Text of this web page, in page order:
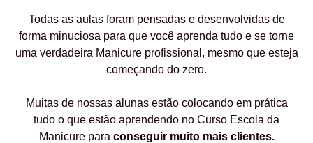
Todas as aulas foram pensadas e desenvolvidas de
forma minuciosa para que você aprenda tudo e se torne
uma verdadeira Manicure profissional, mesmo que esteja
começando do zero.
Muitas de nossas alunas estão colocando em prática
tudo o que estão aprendendo no Curso Escola da
Manicure para conseguir muito mais clientes.